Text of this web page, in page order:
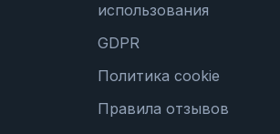
использования
GDPR
Политика cookie
Правила отзывов